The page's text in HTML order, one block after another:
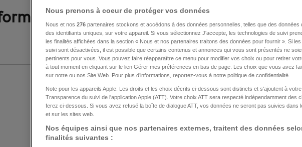
du 03.03.2012
Nous prenons à coeur de protéger vos données
Nous et nos 276 partenaires stockons et accédons à des données personnelles, telles que des données
des identifiants uniques, sur votre appareil. Si vous sélectionnez J'accepte, les technologies de suivi
les finalités affichées dans la section « Nous et nos partenaires traitons des données pour fournir ». Si
suivi sont désactivées, il est possible que certains contenus et annonces qui vous sont présentés ne
pertinents pour vous. Vous pouvez faire réapparaître ce menu pour modifier vos choix ou pour retirer
à tout moment en cliquant sur le lien Gérer mes préférences en bas de page. Les choix que vous avez
sur notre ou nos Site Web. Pour plus d’informations, reportez-vous à notre politique de confidentialité.
Note pour les appareils Apple: Les droits et les choix décrits ci-dessous sont distincts et s'ajoutent à
Transparence du suivi de l'application Apple (ATT). Votre choix ATT sera respecté indépendamment des
ferez ci-dessous. Si vous avez refusé la boîte de dialogue ATT, vos données ne seront pas suivies dans
et sur les sites web.
Nos équipes ainsi que nos partenaires externes, traitent des données
finalités suivantes :